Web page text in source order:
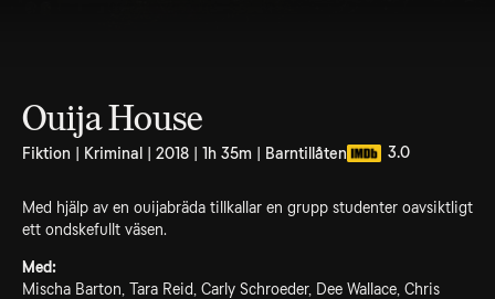
Ouija House
Fiktion | Kriminal | 2018 | 1h 35m | Barntillåten 3.0
Med hjälp av en ouijabräda tillkallar en grupp studenter oavsiktligt
ett ondskefullt väsen.
Med:
Mischa Barton, Tara Reid, Carly Schroeder, Dee Wallace, Chris